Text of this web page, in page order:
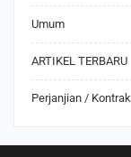
Umum
ARTIKEL TERBARU
Perjanjian / Kontrak